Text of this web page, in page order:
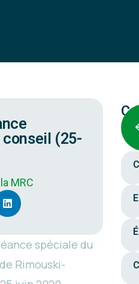
(25-
MRC
spéciale du
Rimouski-